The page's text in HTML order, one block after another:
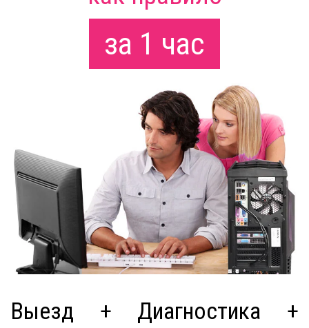
за 1 час
Выезд + Диагностика +